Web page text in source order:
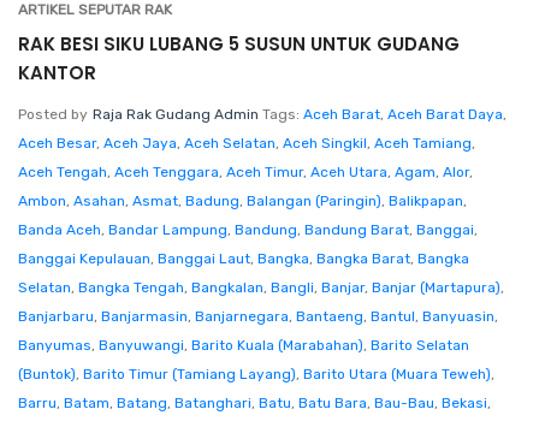
ARTIKEL SEPUTAR RAK
RAK BESI SIKU LUBANG 5 SUSUN UNTUK GUDANG
KANTOR
Posted by Raja Rak Gudang Admin Tags: Aceh Barat, Aceh Barat Daya,
Aceh Besar, Aceh Jaya, Aceh Selatan, Aceh Singkil, Aceh Tamiang,
Aceh Tengah, Aceh Tenggara, Aceh Timur, Aceh Utara, Agam, Alor,
Ambon, Asahan, Asmat, Badung, Balangan (Paringin), Balikpapan,
Banda Aceh, Bandar Lampung, Bandung, Bandung Barat, Banggai,
Banggai Kepulauan, Banggai Laut, Bangka, Bangka Barat, Bangka
Selatan, Bangka Tengah, Bangkalan, Bangli, Banjar, Banjar (Martapura),
Banjarbaru, Banjarmasin, Banjarnegara, Bantaeng, Bantul, Banyuasin,
Banyumas, Banyuwangi, Barito Kuala (Marabahan), Barito Selatan
(Buntok), Barito Timur (Tamiang Layang), Barito Utara (Muara Teweh),
Barru, Batam, Batang, Batanghari, Batu, Batu Bara, Bau-Bau, Bekasi,